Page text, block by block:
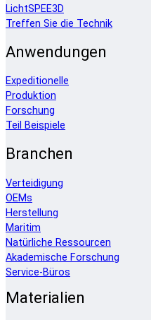
LichtSPEE3D
Treffen Sie die Technik
Anwendungen
Expeditionelle
Produktion
Forschung
Teil Beispiele
Branchen
Verteidigung
OEMs
Herstellung
Maritim
Natürliche Ressourcen
Akademische Forschung
Service-Büros
Materialien